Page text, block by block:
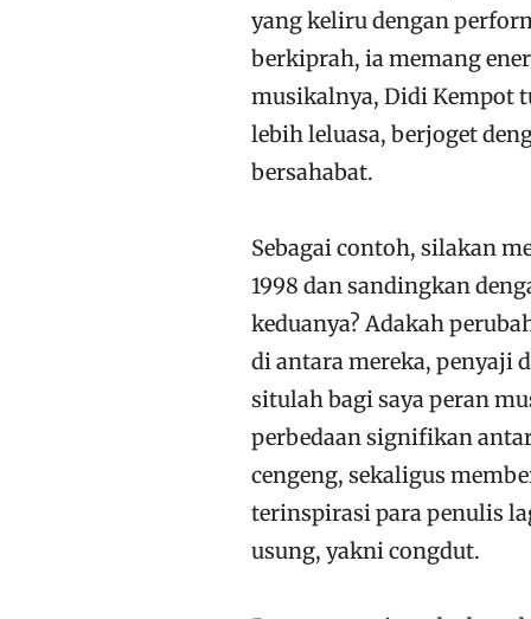
yang keliru dengan
berkiprah, ia memang
musikalnya, Didi Kempot
lebih leluasa, berjoget
bersahabat.
Sebagai contoh, silakan
1998 dan sandingkan
keduanya? Adakah
di antara mereka, penyaji
situlah bagi saya peran
perbedaan signifikan
cengeng, sekaligus
terinspirasi para penulis
usung, yakni congdut.